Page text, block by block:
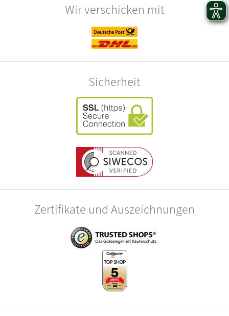
Wir verschicken mit
Sicherheit
Zertifikate und Auszeichnungen